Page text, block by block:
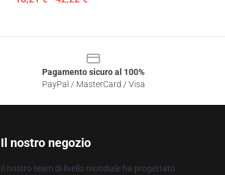
Pagamento sicuro al 100%
PayPal / MasterCard / Visa
Il nostro negozio
Il nostro team di livello mondiale ha progettato